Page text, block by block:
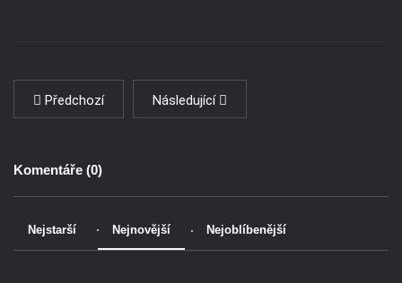
Předchozí Následující
Komentáře (0)
Nejstarší Nejnovější Nejoblíbenější